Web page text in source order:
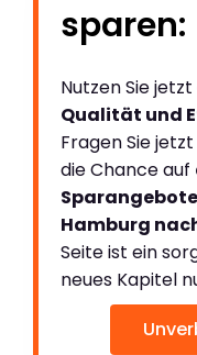
sparen:
Nutzen Sie
Qualität und
Fragen Sie
die Chance auf
Hamburg
Seite ist ein
neues Kapitel